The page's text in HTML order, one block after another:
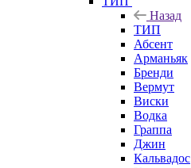
Назад
ТИП
Абсент
Арманьяк
Бренди
Вермут
Виски
Водка
Граппа
Джин
Кальвадос